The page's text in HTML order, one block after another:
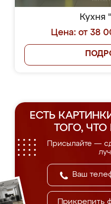
Кухня
Цена: от 38
ЕСТЬ
ТОГО,
Присылайте —
Прикрепить